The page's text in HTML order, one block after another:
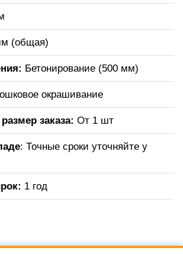
(общая)
Бетонирование (500 мм)
окрашивание
заказа: От 1 шт
: Точные сроки уточняйте у
1 год